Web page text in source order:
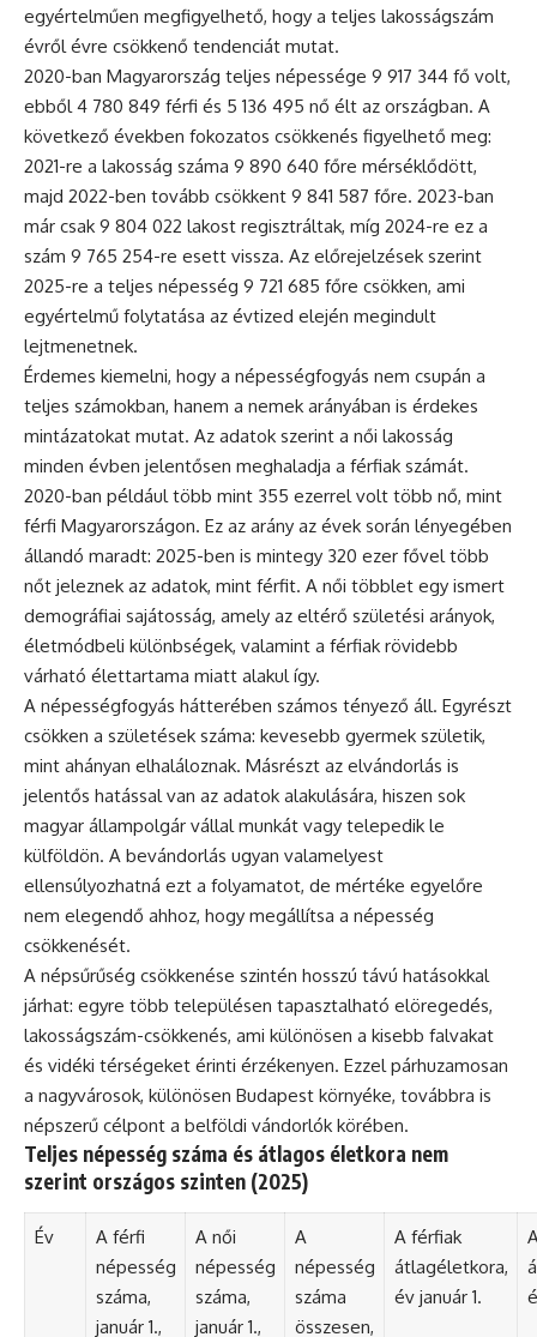
egyértelműen megfigyelhető, hogy a teljes lakosságszám
évről évre csökkenő tendenciát mutat.
2020-ban Magyarország teljes népessége 9 917 344 fő volt,
ebből 4 780 849 férfi és 5 136 495 nő élt az országban. A
következő években fokozatos csökkenés figyelhető meg:
2021-re a lakosság száma 9 890 640 főre mérséklődött,
majd 2022-ben tovább csökkent 9 841 587 főre. 2023-ban
már csak 9 804 022 lakost regisztráltak, míg 2024-re ez a
szám 9 765 254-re esett vissza. Az előrejelzések szerint
2025-re a teljes népesség 9 721 685 főre csökken, ami
egyértelmű folytatása az évtized elején megindult
lejtmenetnek.
Érdemes kiemelni, hogy a népességfogyás nem csupán a
teljes számokban, hanem a nemek arányában is érdekes
mintázatokat mutat. Az adatok szerint a női lakosság
minden évben jelentősen meghaladja a férfiak számát.
2020-ban például több mint 355 ezerrel volt több nő, mint
férfi Magyarországon. Ez az arány az évek során lényegében
állandó maradt: 2025-ben is mintegy 320 ezer fővel több
nőt jeleznek az adatok, mint férfit. A női többlet egy ismert
demográfiai sajátosság, amely az eltérő születési arányok,
életmódbeli különbségek, valamint a férfiak rövidebb
várható élettartama miatt alakul így.
A népességfogyás hátterében számos tényező áll. Egyrészt
csökken a születések száma: kevesebb gyermek születik,
mint ahányan elhaláloznak. Másrészt az elvándorlás is
jelentős hatással van az adatok alakulására, hiszen sok
magyar állampolgár vállal munkát vagy telepedik le
külföldön. A bevándorlás ugyan valamelyest
ellensúlyozhatná ezt a folyamatot, de mértéke egyelőre
nem elegendő ahhoz, hogy megállítsa a népesség
csökkenését.
A népsűrűség csökkenése szintén hosszú távú hatásokkal
járhat: egyre több településen tapasztalható elöregedés,
lakosságszám-csökkenés, ami különösen a kisebb falvakat
és vidéki térségeket érinti érzékenyen. Ezzel párhuzamosan
a nagyvárosok, különösen Budapest környéke, továbbra is
népszerű célpont a belföldi vándorlók körében.
Teljes népesség száma és átlagos életkora nem
szerint országos szinten (2025)
Év
A férfi
népesség
száma,
január 1.,
A női
népesség
száma,
január 1.,
A
népesség
száma
összesen,
A férfiak
átlagéletkora,
év január 1.